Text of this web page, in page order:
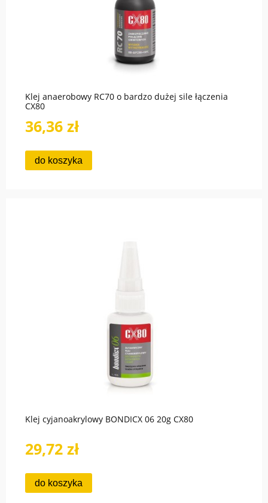
Klej anaerobowy RC70 o bardzo dużej sile łączenia
CX80
36,36 zł
do koszyka
Klej cyjanoakrylowy BONDICX 06 20g CX80
29,72 zł
do koszyka